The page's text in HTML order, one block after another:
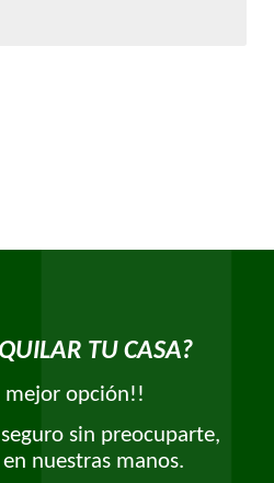
TU CASA?
mejor opción!!
sin preocuparte,
nuestras manos.